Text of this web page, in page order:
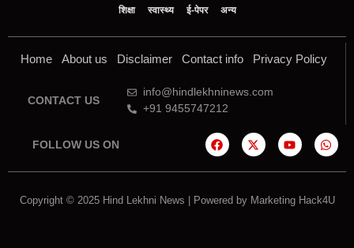
शिक्षा
स्वास्थ्य ई-पेपर अन्य
Home About us Disclaimer Contact info Privacy Policy
CONTACT US
info@hindlekhninews.com
+91 9455747212
FOLLOW US ON
Copyright © 2025 Hind Lekhni News | Powered by Marketing Hack4U